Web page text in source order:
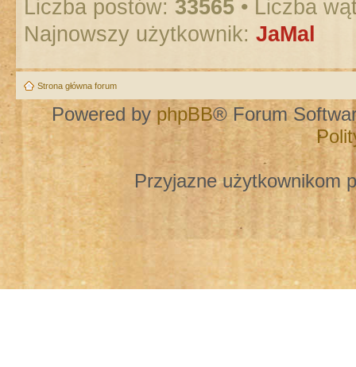
Liczba postów: 33565 • Liczba
Najnowszy użytkownik: JaMal
Strona główna forum
Powered by phpBB® Forum
Przyjazne użytkownikom